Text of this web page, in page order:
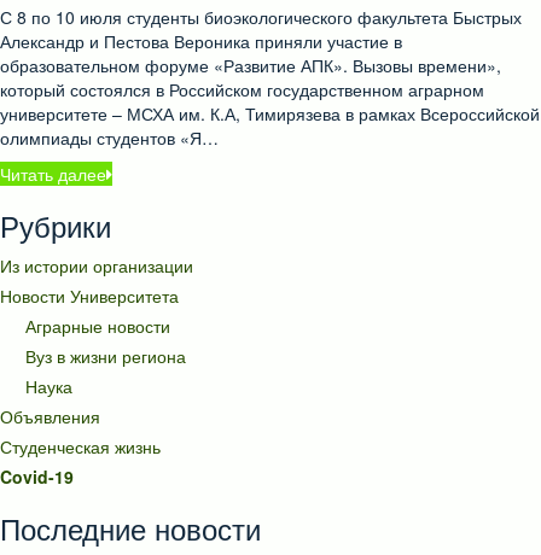
С 8 по 10 июля студенты биоэкологического факультета Быстрых
Александр и Пестова Вероника приняли участие в
образовательном форуме «Развитие АПК». Вызовы времени»,
который состоялся в Российском государственном аграрном
университете – МСХА им. К.А, Тимирязева в рамках Всероссийской
олимпиады студентов «Я…
Читать далее
Рубрики
Из истории организации
Новости Университета
Аграрные новости
Вуз в жизни региона
Наука
Объявления
Студенческая жизнь
Covid-19
Последние новости